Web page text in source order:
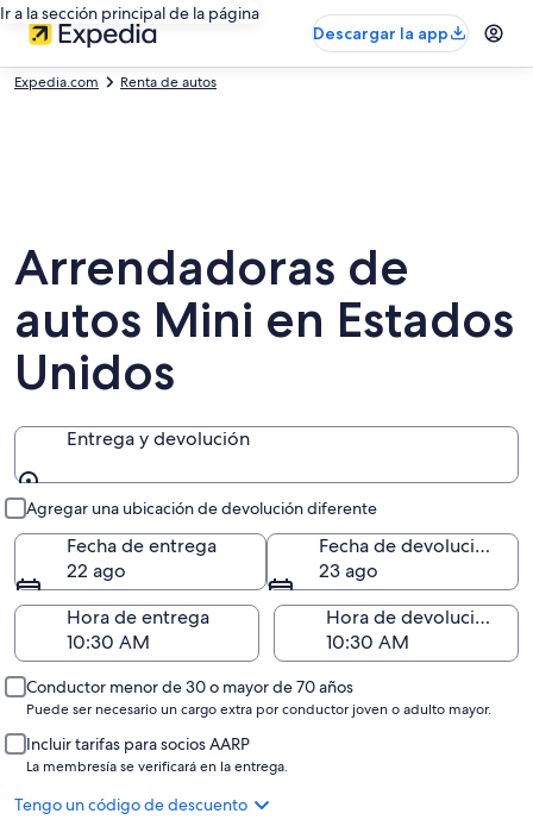
Ir a la sección principal de la página
Descargar la app
Expedia.com Renta de autos
Arrendadoras de
autos Mini en Estados
Unidos
Entrega y devolución
Agregar una ubicación de devolución diferente
Fecha de entrega
22 ago
Fecha de devolución
23 ago
Hora de entrega
Hora de devolución
Conductor menor de 30 o mayor de 70 años
Puede ser necesario un cargo extra por conductor joven o adulto mayor.
Incluir tarifas para socios AARP
La membresía se verificará en la entrega.
Tengo un código de descuento